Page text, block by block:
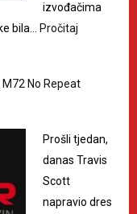
izvođačima
bila…
Pročitaj
No Repeat
Prošli tjedan,
danas Travis
Scott
napravio dres